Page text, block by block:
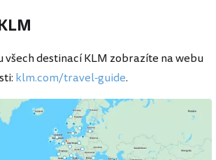
všech destinací KLM zobrazíte na webu
klm.com/travel-guide.